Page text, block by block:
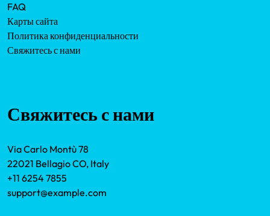
FAQ
Карты сайта
Политика конфиденциальности
Свяжитесь с нами
Свяжитесь с нами
Via Carlo Montù 78
22021 Bellagio CO, Italy
+11 6254 7855
support@example.com